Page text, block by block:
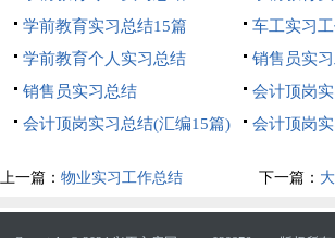
学前教育实习总结15篇
车工实习
学前教育个人实习总结
销售员实
销售员实习总结
会计顶岗
会计顶岗实习总结(汇编15篇)
会计顶岗
上一篇： 物业实习工作总结 下一篇：